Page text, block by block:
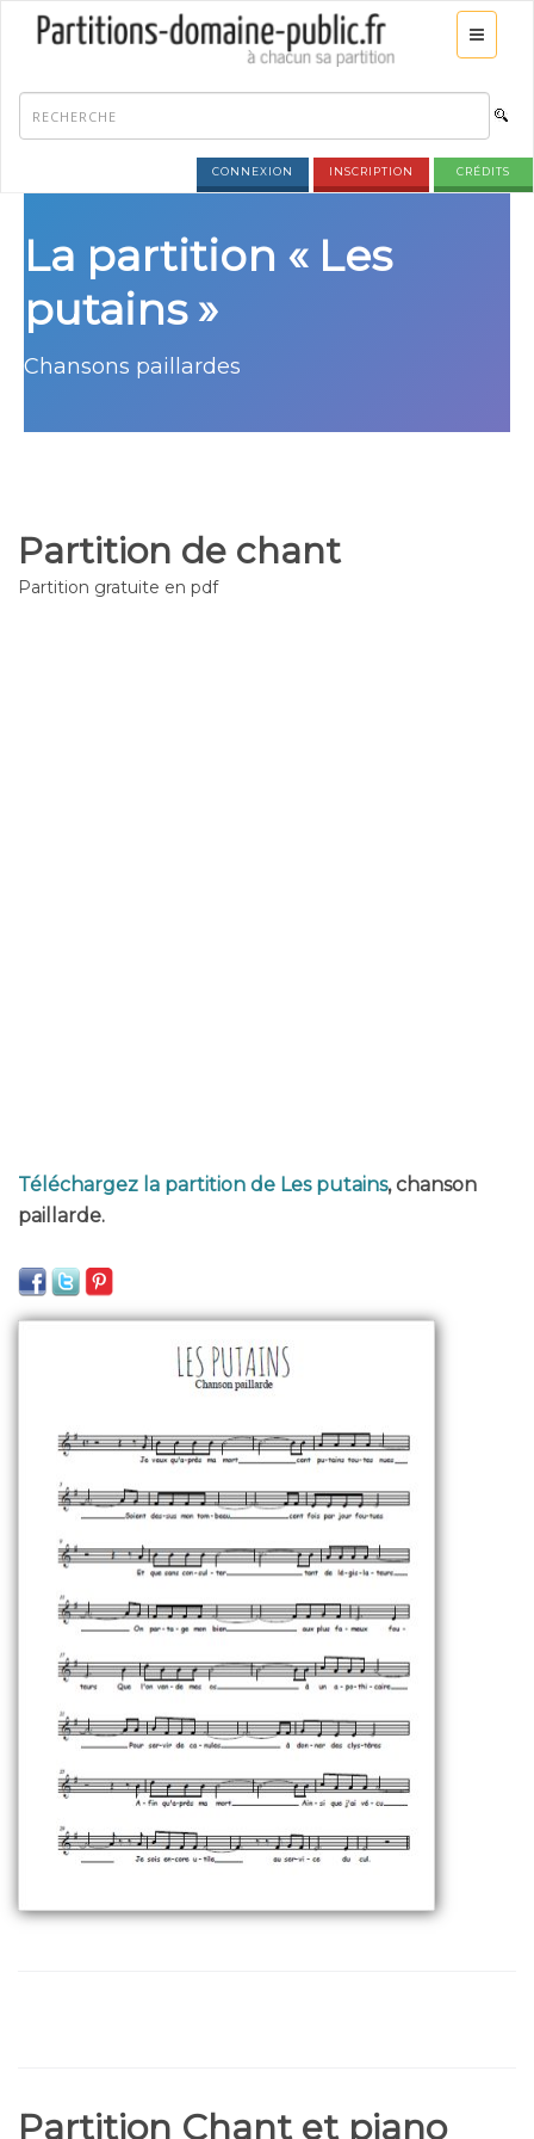
CONNEXION INSCRIPTION CRÉDITS
La partition « Les
putains »
Chansons paillardes
Partition de chant
Partition gratuite en pdf
Téléchargez la partition de Les putains, chanson
paillarde.
Partition Chant et piano